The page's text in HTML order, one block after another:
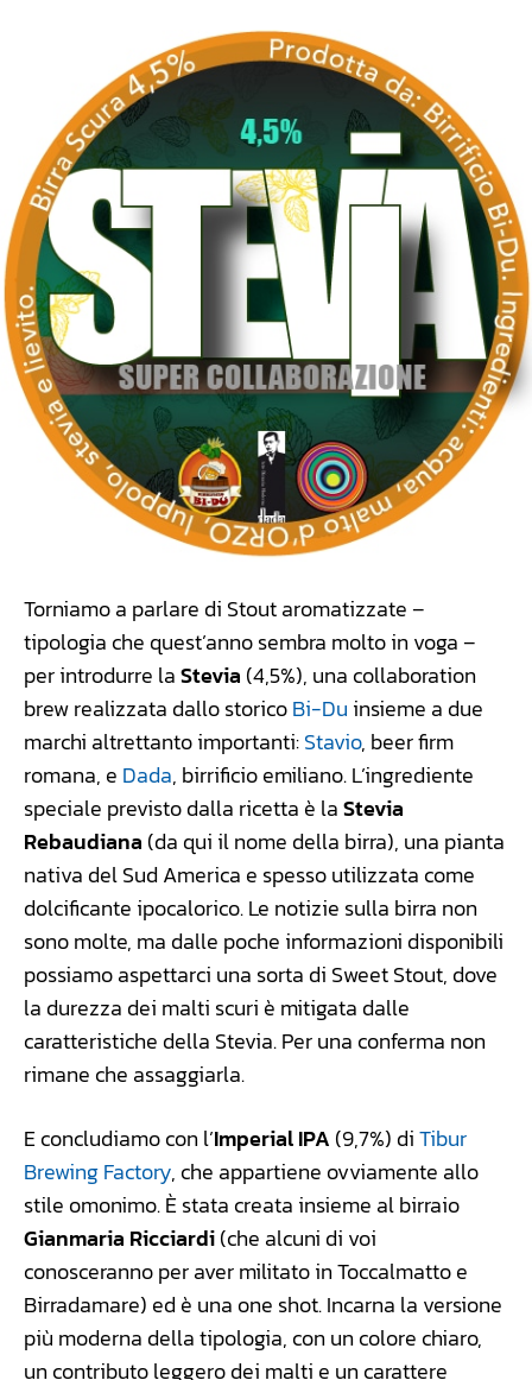
Torniamo a parlare di Stout aromatizzate –
tipologia che quest’anno sembra molto in voga –
per introdurre laStevia (4,5%), una collaboration
brew realizzata dallo storicoBi-Du insieme a due
marchi altrettanto importanti:Stavio, beer firm
romana, e Dada, birrificio emiliano. L’ingrediente
speciale previsto dalla ricetta è laStevia
Rebaudiana (da qui il nome della birra), una pianta
nativa del Sud America e spesso utilizzata come
dolcificante ipocalorico. Le notizie sulla birra non
sono molte, ma dalle poche informazioni disponibili
possiamo aspettarci una sorta di Sweet Stout, dove
la durezza dei malti scuri è mitigata dalle
caratteristiche della Stevia. Per una conferma non
rimane che assaggiarla.
E concludiamo con l’Imperial IPA (9,7%) diTibur
Brewing Factory, che appartiene ovviamente allo
stile omonimo. È stata creata insieme al birraio
Gianmaria Ricciardi(che alcuni di voi
conosceranno per aver militato in Toccalmatto e
Birradamare) ed è una one shot. Incarna la versione
più moderna della tipologia, con un colore chiaro,
un contributo leggero dei malti e un carattere